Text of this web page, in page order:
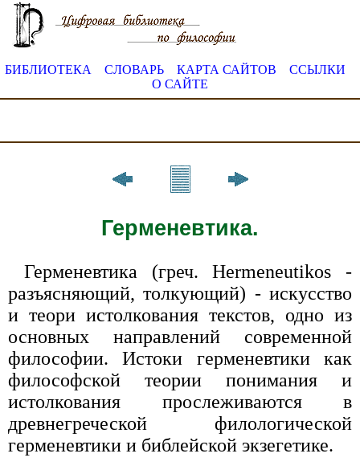
БИБЛИОТЕКА СЛОВАРЬ КАРТА САЙТОВ
ССЫЛКИ
О САЙТЕ
Герменевтика.
Герменевтика (греч. Hermeneutikos -
разъясняющий, толкующий) - искусство
и теори истолкования текстов, одно из
основных направлений современной
философии. Истоки герменевтики как
философской теории понимания и
истолкования прослеживаются в
древнегреческой филологической
герменевтики и библейской экзегетике.